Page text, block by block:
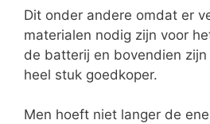
Dit onder andere omdat er
materialen nodig zijn voor
de batterij en bovendien
heel stuk goedkoper.
Men hoeft niet langer de